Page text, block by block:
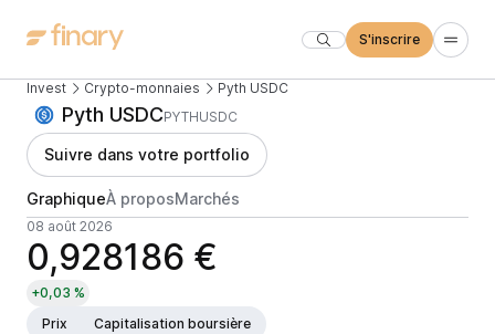
S'inscrire
Invest Crypto-monnaies Pyth USDC
Pyth USDCPYTHUSDC
Suivre dans votre portfolio
GraphiqueÀ proposMarchés
08 août 2026
0,928186 €
+0,03 %
Prix
Capitalisation boursière